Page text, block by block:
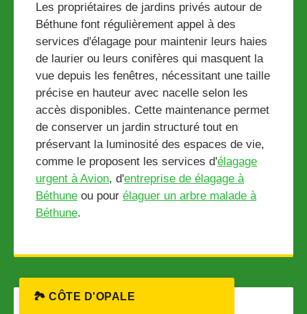
Les propriétaires de jardins privés autour de
Béthune font régulièrement appel à des
services d'élagage pour maintenir leurs haies
de laurier ou leurs conifères qui masquent la
vue depuis les fenêtres, nécessitant une taille
précise en hauteur avec nacelle selon les
accès disponibles. Cette maintenance permet
de conserver un jardin structuré tout en
préservant la luminosité des espaces de vie,
comme le proposent les services d'élagage
urgent à Avion, d'entreprise de élagage à
Béthune ou pour élaguer un arbre malade à
Béthune.
🏞️ CÔTE D'OPALE